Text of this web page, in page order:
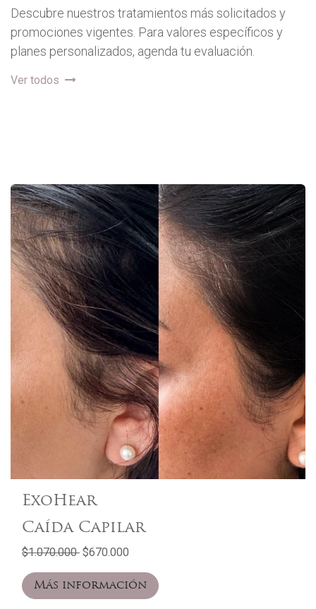
Descubre nuestros tratamientos más solicitados y
promociones vigentes. Para valores específicos y
planes personalizados, agenda tu evaluación.
Ver todos
ExoHear
Caída Capilar
$1.070.000 $670.000
Más información